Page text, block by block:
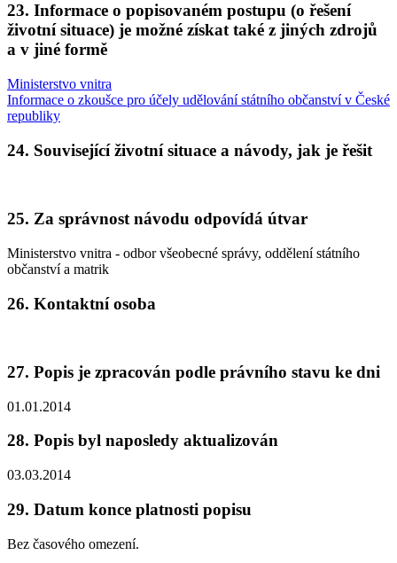
23. Informace o popisovaném postupu (o řešení
životní situace) je možné získat také z jiných zdrojů
a v jiné formě
Ministerstvo vnitra
Informace o zkoušce pro účely udělování státního občanství v České
republiky
24. Související životní situace a návody, jak je řešit
25. Za správnost návodu odpovídá útvar
Ministerstvo vnitra - odbor všeobecné správy, oddělení státního
občanství a matrik
26. Kontaktní osoba
27. Popis je zpracován podle právního stavu ke dni
01.01.2014
28. Popis byl naposledy aktualizován
03.03.2014
29. Datum konce platnosti popisu
Bez časového omezení.